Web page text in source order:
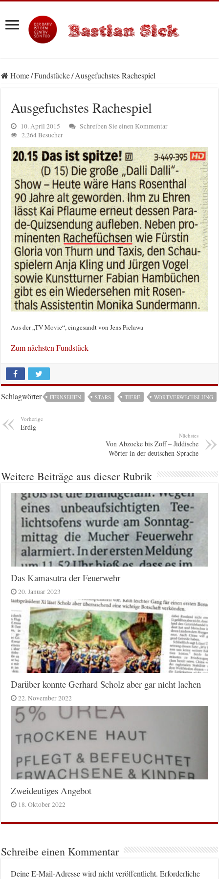
Home/Fundstücke/Ausgefuchstes Rachespiel
Ausgefuchstes Rachespiel
10. April 2015
Schreiben Sie einen Kommentar
2,264 Besucher
Aus der „TV Movie“, eingesandt von Jens Pielawa
Zum nächsten Fundstück
Schlagwörter FERNSEHEN STARS TIERE WORTVERWECHSLUNG
Vorherige
Erdig
Nächstes
Von Abzocke bis Zoff – Jiddische
Wörter in der deutschen Sprache
Weitere Beiträge aus dieser Rubrik
Das Kamasutra der Feuerwehr
20. Januar 2023
Darüber konnte Gerhard Scholz aber gar nicht lachen
22. November 2022
Zweideutiges Angebot
18. Oktober 2022
Schreibe einen Kommentar
Deine E-Mail-Adresse wird nicht veröffentlicht. Erforderliche